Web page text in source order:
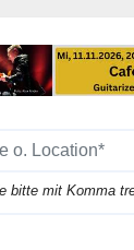
bitte mit Komma